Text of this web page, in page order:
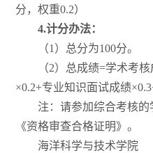
分，权重0.2）
4.计分办法：
（1）总分为100分。
（2）总成绩=学术考
×0.2+专业知识面试成绩
注：请参加综合考核
《资格审查合格证明》。
海洋科学与技术学院